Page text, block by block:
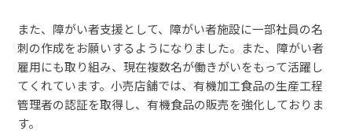
また、障がい者支援として、障がい者施設に一部社員の名
刺の作成をお願いするようになりました。また、障がい者
雇用にも取り組み、現在複数名が働きがいをもって活躍し
てくれています。小売店舗では、有機加工食品の生産工程
管理者の認証を取得し、有機食品の販売を強化しておりま
す。